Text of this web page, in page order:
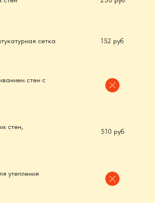
сетка 152 руб
стен с
стен,
510 руб
утепления